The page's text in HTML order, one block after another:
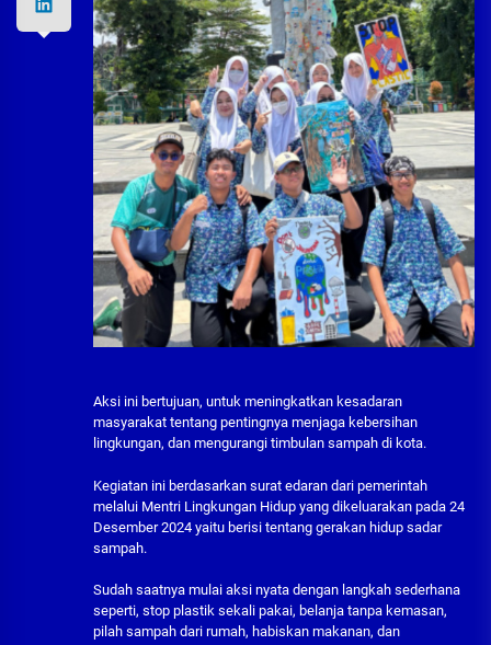
Aksi ini bertujuan, untuk meningkatkan kesadaran
masyarakat tentang pentingnya menjaga kebersihan
lingkungan, dan mengurangi timbulan sampah di kota.
Kegiatan ini berdasarkan surat edaran dari pemerintah
melalui Mentri Lingkungan Hidup yang dikeluarakan pada 24
Desember 2024 yaitu berisi tentang gerakan hidup sadar
sampah.
Sudah saatnya mulai aksi nyata dengan langkah sederhana
seperti, stop plastik sekali pakai, belanja tanpa kemasan,
pilah sampah dari rumah, habiskan makanan, dan